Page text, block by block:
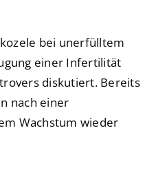
bei unerfülltem
einer Infertilität
diskutiert. Bereits
nach einer
Wachstum wieder